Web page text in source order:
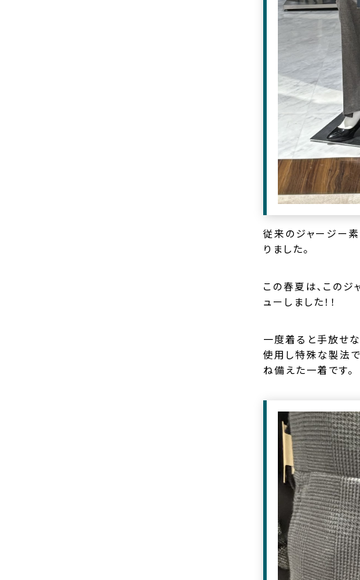
従来のジャージー
りました。
この春夏は、この
ューしました！！
一度着ると手放せ
使用し特殊な製法
ね備えた一着です。